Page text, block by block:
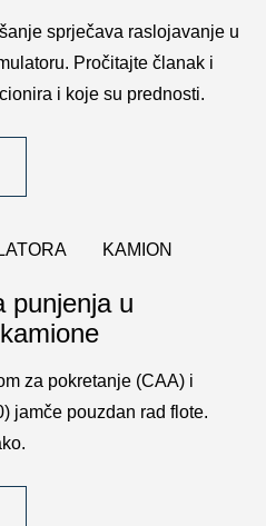
sprječava raslojavanje u
Pročitajte članak i
i koje su prednosti.
KAMION
punjenja u
za pokretanje (CAA) i
jamče pouzdan rad flote.